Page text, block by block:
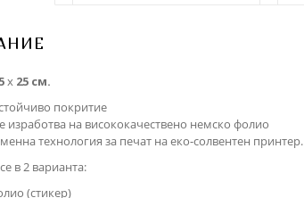
х 25 см.
покритие
изработва на висококачествено немско фолио
технология за печат на еко-солвентен принтер.
в 2 варианта:
(стикер)